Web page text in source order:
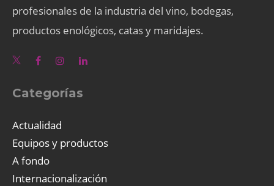
profesionales de la industria del vino, bodegas,
productos enológicos, catas y maridajes.
Categorías
Actualidad
Equipos y productos
A fondo
Internacionalización